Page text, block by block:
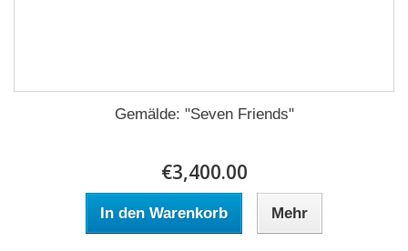
Gemälde: "Seven Friends"
€3,400.00
In den Warenkorb Mehr